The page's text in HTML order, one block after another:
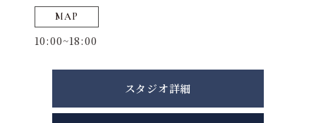
MAP
10:00~18:00
スタジオ詳細